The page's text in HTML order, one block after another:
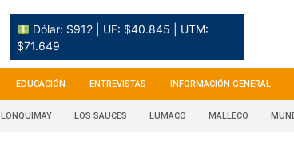
Dólar: $912 | UF: $40.845 | UTM:
$71.649
EDUCACIÓN ENTREVISTAS INFORMACIÓN GENERAL
LONQUIMAY LOS SAUCES LUMACO MALLECO